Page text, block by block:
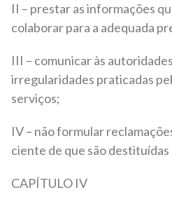
II – prestar as informações
colaborar para a adequada
III – comunicar às
irregularidades praticadas
serviços;
IV – não formular
ciente de que são
CAPÍTULO IV